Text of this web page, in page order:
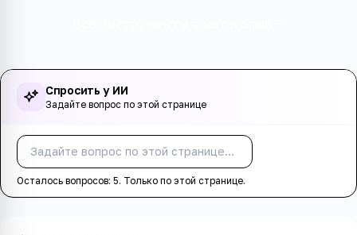
Спросить у ИИ
Задайте вопрос по этой странице
Осталось вопросов: 5. Только по этой странице.